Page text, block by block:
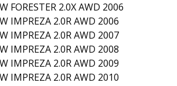
FORESTER 2.0X AWD 2006
IMPREZA 2.0R AWD 2006
IMPREZA 2.0R AWD 2007
IMPREZA 2.0R AWD 2008
IMPREZA 2.0R AWD 2009
IMPREZA 2.0R AWD 2010